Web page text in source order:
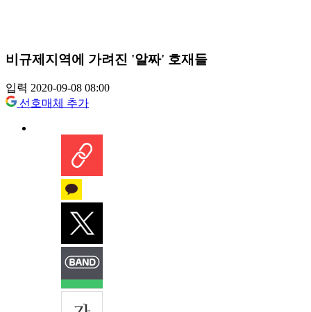
비규제지역에 가려진 '알짜' 호재들
입력 2020-09-08 08:00
선호매체 추가